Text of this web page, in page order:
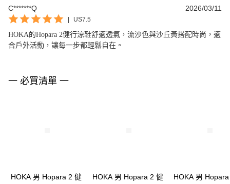
C*******Q
2026/03/11
| US7.5
HOKA的Hopara 2健行涼鞋舒適透氣，流沙色與沙丘黃搭配時尚，適
合戶外活動，讓每一步都輕鬆自在。
一 必買清單 一
HOKA 男 Hopara 2 健
HOKA 男 Hopara 2 健
HOKA 男